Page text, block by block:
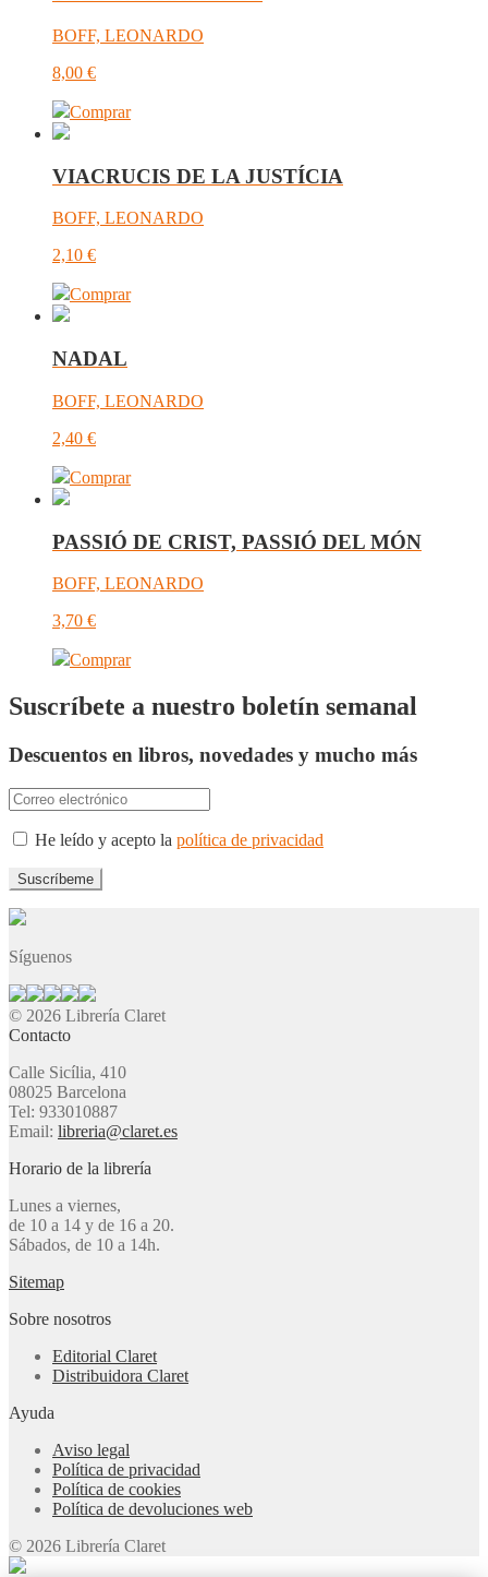
BOFF, LEONARDO
8,00 €
Comprar
VIACRUCIS DE LA JUSTÍCIA
BOFF, LEONARDO
2,10 €
Comprar
NADAL
BOFF, LEONARDO
2,40 €
Comprar
PASSIÓ DE CRIST, PASSIÓ DEL MÓN
BOFF, LEONARDO
3,70 €
Comprar
Suscríbete a nuestro boletín semanal
Descuentos en libros, novedades y mucho más
He leído y acepto la política de privacidad
Síguenos
© 2026 Librería Claret
Contacto
Calle Sicília, 410
08025 Barcelona
Tel: 933010887
Email: libreria@claret.es
Horario de la librería
Lunes a viernes,
de 10 a 14 y de 16 a 20.
Sábados, de 10 a 14h.
Sitemap
Sobre nosotros
Editorial Claret
Distribuidora Claret
Ayuda
Aviso legal
Política de privacidad
Política de cookies
Política de devoluciones web
© 2026 Librería Claret